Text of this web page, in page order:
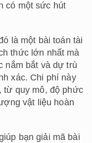
có một sức hút
là một bài toán tài
thức lớn nhất mà
nắm bắt và dự trù
xác. Chi phí này
từ quy mô, độ phức
vật liệu hoàn
bạn giải mã bài